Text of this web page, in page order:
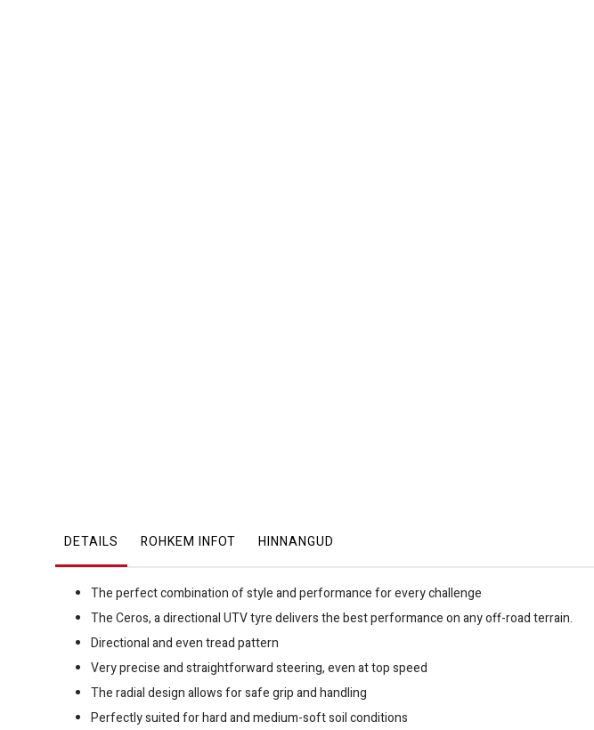
DETAILS ROHKEM INFOT HINNANGUD
The perfect combination of style and performance for every challenge
The Ceros, a directional UTV tyre delivers the best performance on any off-road terrain.
Directional and even tread pattern
Very precise and straightforward steering, even at top speed
The radial design allows for safe grip and handling
Perfectly suited for hard and medium-soft soil conditions